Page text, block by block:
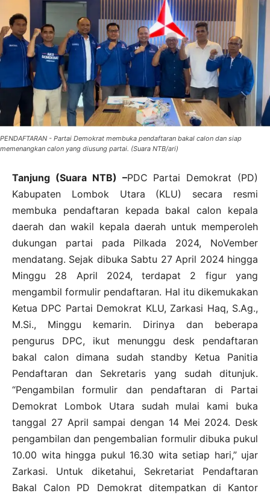
PENDAFTARAN - Partai Demokrat membuka pendaftaran bakal calon dan siap
memenangkan calon yang diusung partai. (Suara NTB/ari)
Tanjung (Suara NTB) –PDC Partai Demokrat (PD)
Kabupaten Lombok Utara (KLU) secara resmi
membuka pendaftaran kepada bakal calon kepala
daerah dan wakil kepala daerah untuk memperoleh
dukungan partai pada Pilkada 2024, NoVember
mendatang. Sejak dibuka Sabtu 27 April 2024 hingga
Minggu 28 April 2024, terdapat 2 figur yang
mengambil formulir pendaftaran. Hal itu dikemukakan
Ketua DPC Partai Demokrat KLU, Zarkasi Haq, S.Ag.,
M.Si., Minggu kemarin. Dirinya dan beberapa
pengurus DPC, ikut menunggu desk pendaftaran
bakal calon dimana sudah standby Ketua Panitia
Pendaftaran dan Sekretaris yang sudah ditunjuk.
“Pengambilan formulir dan pendaftaran di Partai
Demokrat Lombok Utara sudah mulai kami buka
tanggal 27 April sampai dengan 14 Mei 2024. Desk
pengambilan dan pengembalian formulir dibuka pukul
10.00 wita hingga pukul 16.30 wita setiap hari,” ujar
Zarkasi. Untuk diketahui, Sekretariat Pendaftaran
Bakal Calon PD Demokrat ditempatkan di Kantor